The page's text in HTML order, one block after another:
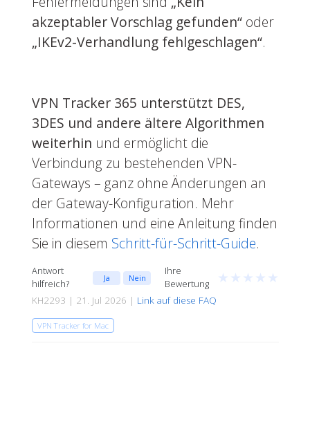
akzeptabler Vorschlag gefunden“oder
„IKEv2-Verhandlung fehlgeschlagen“.
VPN Tracker 365 unterstützt DES,
3DES und andere ältere Algorithmen
weiterhin und ermöglicht die
Verbindung zu bestehenden VPN-
Gateways – ganz ohne Änderungen an
der Gateway-Konfiguration. Mehr
Informationen und eine Anleitung finden
Sie in diesem Schritt-für-Schritt-Guide.
Antwort
hilfreich?
Ja Nein
Ihre
Bewertung
★ ★ ★ ★ ★
KH2293 | 21. Jul 2026 | Link auf diese FAQ
VPN Tracker for Mac